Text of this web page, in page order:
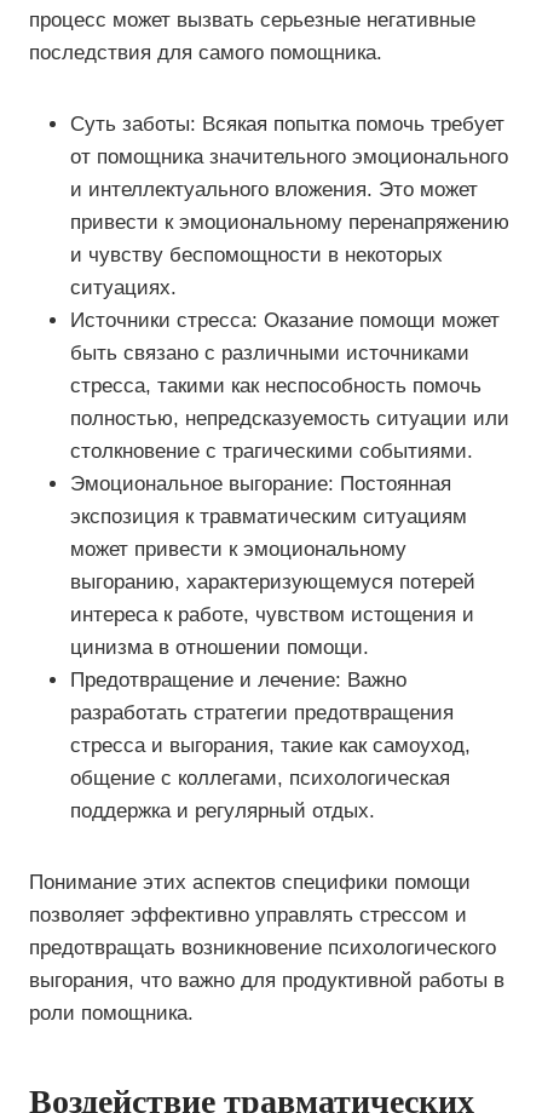
процесс может вызвать серьезные негативные
последствия для самого помощника.
Суть заботы: Всякая попытка помочь требует
от помощника значительного эмоционального
и интеллектуального вложения. Это может
привести к эмоциональному перенапряжению
и чувству беспомощности в некоторых
ситуациях.
Источники стресса: Оказание помощи может
быть связано с различными источниками
стресса, такими как неспособность помочь
полностью, непредсказуемость ситуации или
столкновение с трагическими событиями.
Эмоциональное выгорание: Постоянная
экспозиция к травматическим ситуациям
может привести к эмоциональному
выгоранию, характеризующемуся потерей
интереса к работе, чувством истощения и
цинизма в отношении помощи.
Предотвращение и лечение: Важно
разработать стратегии предотвращения
стресса и выгорания, такие как самоуход,
общение с коллегами, психологическая
поддержка и регулярный отдых.
Понимание этих аспектов специфики помощи
позволяет эффективно управлять стрессом и
предотвращать возникновение психологического
выгорания, что важно для продуктивной работы в
роли помощника.
Воздействие травматических